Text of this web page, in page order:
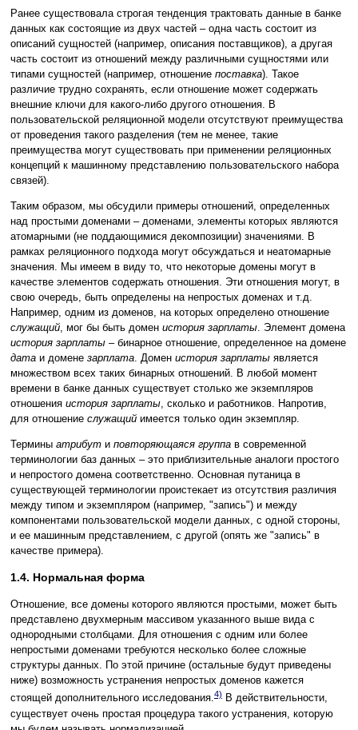
Ранее существовала строгая тенденция трактовать данные в банке
данных как состоящие из двух частей – одна часть состоит из
описаний сущностей (например, описания поставщиков), а другая
часть состоит из отношений между различными сущностями или
типами сущностей (например, отношение поставка). Такое
различие трудно сохранять, если отношение может содержать
внешние ключи для какого-либо другого отношения. В
пользовательской реляционной модели отсутствуют преимущества
от проведения такого разделения (тем не менее, такие
преимущества могут существовать при применении реляционных
концепций к машинному представлению пользовательского набора
связей).
Таким образом, мы обсудили примеры отношений, определенных
над простыми доменами – доменами, элементы которых являются
атомарными (не поддающимися декомпозиции) значениями. В
рамках реляционного подхода могут обсуждаться и неатомарные
значения. Мы имеем в виду то, что некоторые домены могут в
качестве элементов содержать отношения. Эти отношения могут, в
свою очередь, быть определены на непростых доменах и т.д.
Например, одним из доменов, на которых определено отношение
служащий, мог бы быть домен история зарплаты. Элемент домена
история зарплаты – бинарное отношение, определенное на домене
дата и домене зарплата. Домен история зарплаты является
множеством всех таких бинарных отношений. В любой момент
времени в банке данных существует столько же экземпляров
отношения история зарплаты, сколько и работников. Напротив,
для отношение служащий имеется только один экземпляр.
Термины атрибут и повторяющаяся группа в современной
терминологии баз данных – это приблизительные аналоги простого
и непростого домена соответственно. Основная путаница в
существующей терминологии проистекает из отсутствия различия
между типом и экземпляром (например, "запись") и между
компонентами пользовательской модели данных, с одной стороны,
и ее машинным представлением, с другой (опять же "запись" в
качестве примера).
1.4. Нормальная форма
Отношение, все домены которого являются простыми, может быть
представлено двухмерным массивом указанного выше вида с
однородными столбцами. Для отношения с одним или более
непростыми доменами требуются несколько более сложные
структуры данных. По этой причине (остальные будут приведены
ниже) возможность устранения непростых доменов кажется
стоящей дополнительного исследования.4) В действительности,
существует очень простая процедура такого устранения, которую